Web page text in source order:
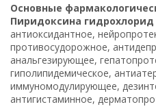
Основные
Пиридоксина
антиоксидантное,
противосудорожное,
анальгезирующее,
гиполипидемическое,
иммуномодулирующее,
антигистаминное,